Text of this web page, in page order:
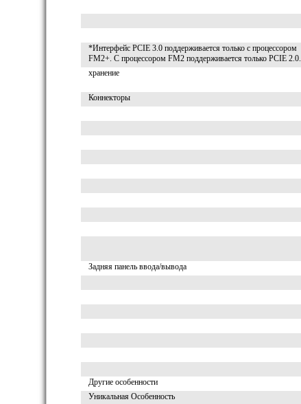
*Интерфейс PCIE 3.0 поддерживается только с процессором
FM2+. С процессором FM2 поддерживается только PCIE 2.0.
хранение
Коннекторы
Задняя панель ввода/вывода
Другие особенности
Уникальная Особенность